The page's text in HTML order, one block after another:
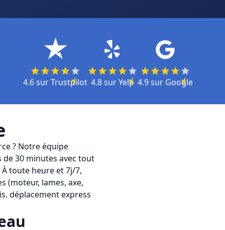
4.6surTrustpilot 4.8surYelp 4.9sur Google
? Notre équipe
30 minutes avec tout
toute heure et 7j/7,
(moteur, lames, axe,
déplacement express